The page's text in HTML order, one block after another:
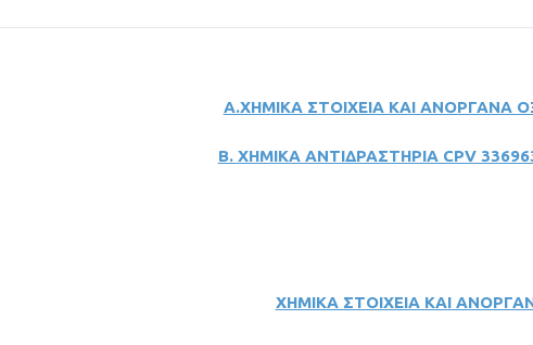
Α.ΧΗΜΙΚΑ ΣΤΟΙΧΕΙΑ ΚΑΙ ΑΝΟΡΓΑΝΑ
Β. ΧΗΜΙΚΑ ΑΝΤΙΔΡΑΣΤΗΡΙΑ CPV
ΧΗΜΙΚΑ ΣΤΟΙΧΕΙΑ ΚΑΙ